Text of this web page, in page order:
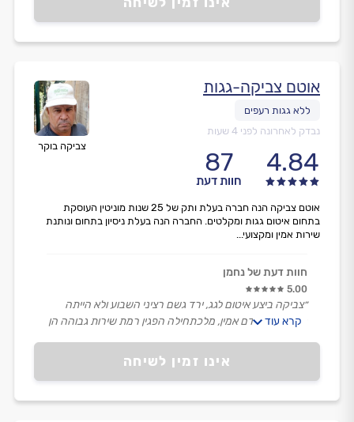
צביקה בוקר
אוטם צביקה-גגות
נבדק לאחרונה לפני 4 שעות
4.84
87
חוות דעת
אינו זמין לשיחה
אוטם צביקה הנה חברה בעלת ותק של 25 שנות מוניטין העוסקת
בתחום איטום גגות ומקלטים. החברה הנה בעלת ניסיון בתחום ונותנת
שירות אמין ומקצועי...
חוות דעת של נחמן
5.00
״צביקה ביצע איטום לגג, ירד גשם רציני השבוע ולא הייתה
נזילה, הוא אדם אמין, מלכתחילה הפגין רמת שירות גבוהה הן
קרא עוד